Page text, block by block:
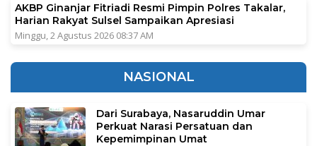
AKBP Ginanjar Fitriadi Resmi Pimpin Polres Takalar,
Harian Rakyat Sulsel Sampaikan Apresiasi
Minggu, 2 Agustus 2026 08:37 AM
NASIONAL
Dari Surabaya, Nasaruddin Umar
Perkuat Narasi Persatuan dan
Kepemimpinan Umat